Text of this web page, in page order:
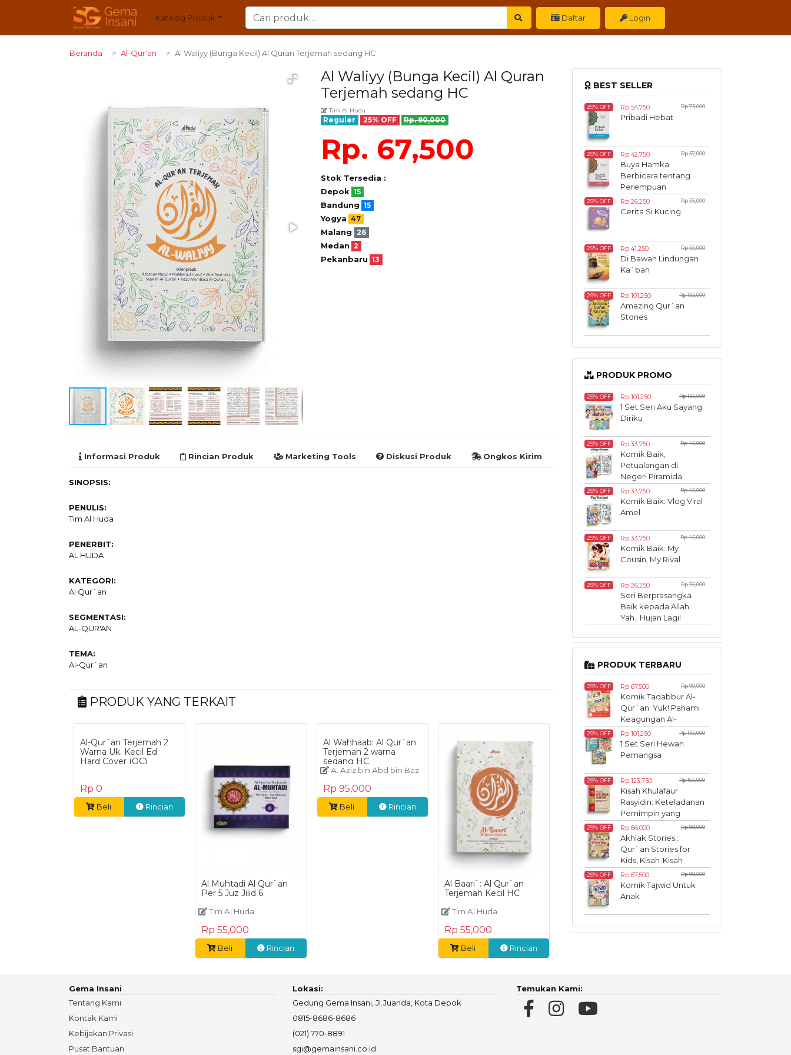
Katalog Produk Daftar Login
Beranda Al-Qur'an Al Waliyy (Bunga Kecil) Al Quran Terjemah sedang HC
Al Waliyy (Bunga Kecil) Al Quran
Terjemah sedang HC
Tim Al Huda
Reguler 25% OFF Rp. 90,000
Rp. 67,500
Stok Tersedia :
Depok 15
Bandung 15
Yogya 47
Malang 26
Medan 2
Pekanbaru 13
Informasi Produk Rincian Produk Marketing Tools Diskusi Produk Ongkos Kirim
SINOPSIS:
PENULIS:
Tim Al Huda
PENERBIT:
AL HUDA
KATEGORI:
Al Qur`an
SEGMENTASI:
AL-QUR'AN
TEMA:
Al-Qur`an
PRODUK YANG TERKAIT
Al-Qur`an Terjemah 2
Warna Uk. Kecil Ed
Hard Cover (OC)
Rp 0
Beli Rincian
Al Muhtadi Al Qur`an
Per 5 Juz Jilid 6
Tim Al Huda
Rp 55,000
Beli Rincian
Al Wahhaab: Al Qur`an
Terjemah 2 warna
sedang HC
A. Aziz bin Abd bin Baz
Rp 95,000
Beli Rincian
Al Baari`: Al Qur`an
Terjemah Kecil HC
Tim Al Huda
Rp 55,000
Beli Rincian
BEST SELLER
25% OFF Rp 54,750 Rp 73,000
Pribadi Hebat
25% OFF Rp 42,750 Rp 57,000
Buya Hamka
Berbicara tentang
Perempuan
25% OFF Rp 26,250 Rp 35,000
Cerita Si Kucing
25% OFF Rp 41,250 Rp 55,000
Di Bawah Lindungan
Ka`bah
25% OFF Rp 101,250 Rp 135,000
Amazing Qur`an
Stories
PRODUK PROMO
25% OFF Rp 101,250 Rp 135,000
1 Set Seri Aku Sayang
Diriku
25% OFF Rp 33,750 Rp 45,000
Komik Baik,
Petualangan di
Negeri Piramida
25% OFF Rp 33,750 Rp 45,000
Komik Baik: Vlog Viral
Amel
25% OFF Rp 33,750 Rp 45,000
Komik Baik: My
Cousin, My Rival
25% OFF Rp 26,250 Rp 35,000
Seri Berprasangka
Baik kepada Allah:
Yah.. Hujan Lagi!
PRODUK TERBARU
25% OFF Rp 67,500 Rp 90,000
Komik Tadabbur Al-
Qur`an: Yuk! Pahami
Keagungan Al-
Qur`an Sedari Kecil
25% OFF Rp 101,250 Rp 135,000
1 Set Seri Hewan
Pemangsa
25% OFF Rp 123,750 Rp 165,000
Kisah Khulafaur
Rasyidin: Keteladanan
Pemimpin yang
Inspiratif
25% OFF Rp 66,000 Rp 88,000
Akhlak Stories :
Qur`an Stories for
Kids, Kisah-Kisah
Akhlak dalam Al-
Qur`an
25% OFF Rp 67,500 Rp 90,000
Komik Tajwid Untuk
Anak
Gema Insani
Tentang Kami
Kontak Kami
Kebijakan Privasi
Pusat Bantuan
Lokasi:
Gedung Gema Insani, Jl.Juanda, Kota Depok
0815-8686-8686
(021) 770-8891
sgi@gemainsani.co.id
Temukan Kami: